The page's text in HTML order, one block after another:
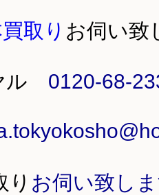
取り お伺い致
ル 0120-68-
り お伺い致し